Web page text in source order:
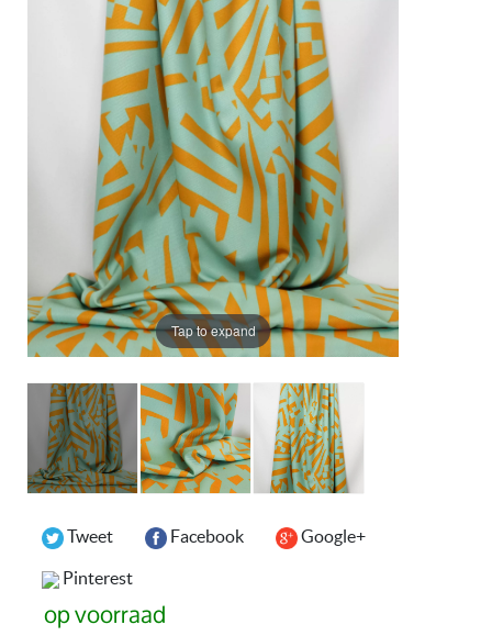
Tap to expand
Tweet Facebook Google+
Pinterest
op voorraad